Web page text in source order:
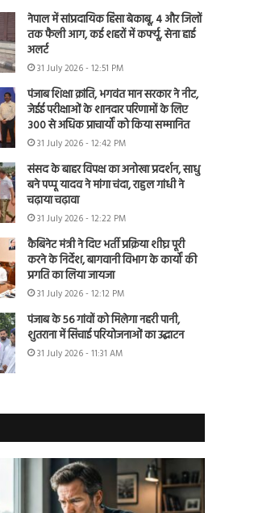
नेपाल में सांप्रदायिक हिंसा बेकाबू, 4 और जिलों
तक फैली आग, कई शहरों में कर्फ्यू, सेना हाई
अलर्ट
31 July 2026 - 12:51 PM
पंजाब शिक्षा क्रांति, भगवंत मान सरकार ने नीट,
जेईई परीक्षाओं के शानदार परिणामों के लिए
300 से अधिक प्राचार्यों को किया सम्मानित
31 July 2026 - 12:42 PM
संसद के बाहर विपक्ष का अनोखा प्रदर्शन, साधु
बने पप्पू यादव ने मांगा चंदा, राहुल गांधी ने
चढ़ाया चढ़ावा
31 July 2026 - 12:22 PM
कैबिनेट मंत्री ने दिए भर्ती प्रक्रिया शीघ्र पूरी
करने के निर्देश, बागवानी विभाग के कार्यों की
प्रगति का लिया जायजा
31 July 2026 - 12:12 PM
पंजाब के 56 गांवों को मिलेगा नहरी पानी,
शुतराना में सिंचाई परियोजनाओं का उद्घाटन
31 July 2026 - 11:31 AM